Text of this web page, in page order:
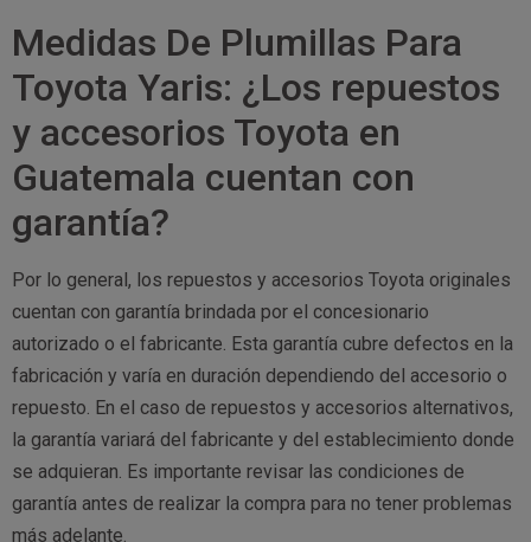
Medidas De Plumillas Para
Toyota Yaris: ¿Los repuestos
y accesorios Toyota en
Guatemala cuentan con
garantía?
Por lo general, los repuestos y accesorios Toyota originales
cuentan con garantía brindada por el concesionario
autorizado o el fabricante. Esta garantía cubre defectos en la
fabricación y varía en duración dependiendo del accesorio o
repuesto. En el caso de repuestos y accesorios alternativos,
la garantía variará del fabricante y del establecimiento donde
se adquieran. Es importante revisar las condiciones de
garantía antes de realizar la compra para no tener problemas
más adelante.